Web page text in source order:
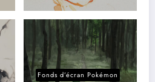
Fonds d’écran Pokémon